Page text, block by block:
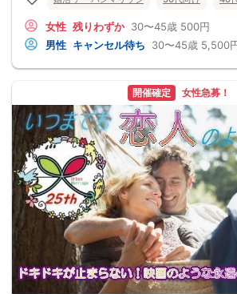
女性 残りわずか 30〜45歳 500円
男性 キャンセル待ち 30〜45歳 5,500
開催確定 女性急募！